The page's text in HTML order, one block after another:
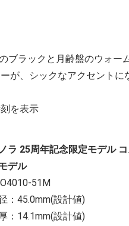
ブラックと月齢盤のウォー
が、シックなアクセント
を表示
ラ 25周年記念限定モデル
デル
51M
：45.0mm(設計値)
：14.1mm(設計値)